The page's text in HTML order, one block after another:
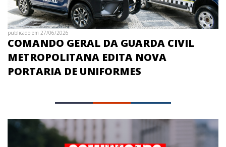
publicado em 27/06/2026
COMANDO GERAL DA GUARDA CIVIL
METROPOLITANA EDITA NOVA
PORTARIA DE UNIFORMES